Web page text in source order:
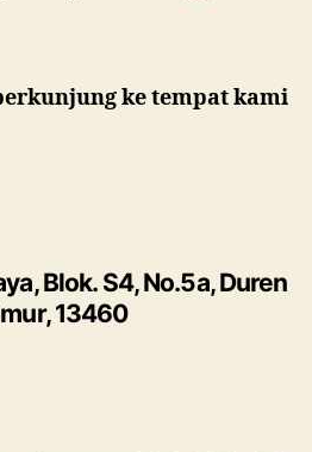
ke tempat kami
Blok. S4, No.5a, Duren
13460